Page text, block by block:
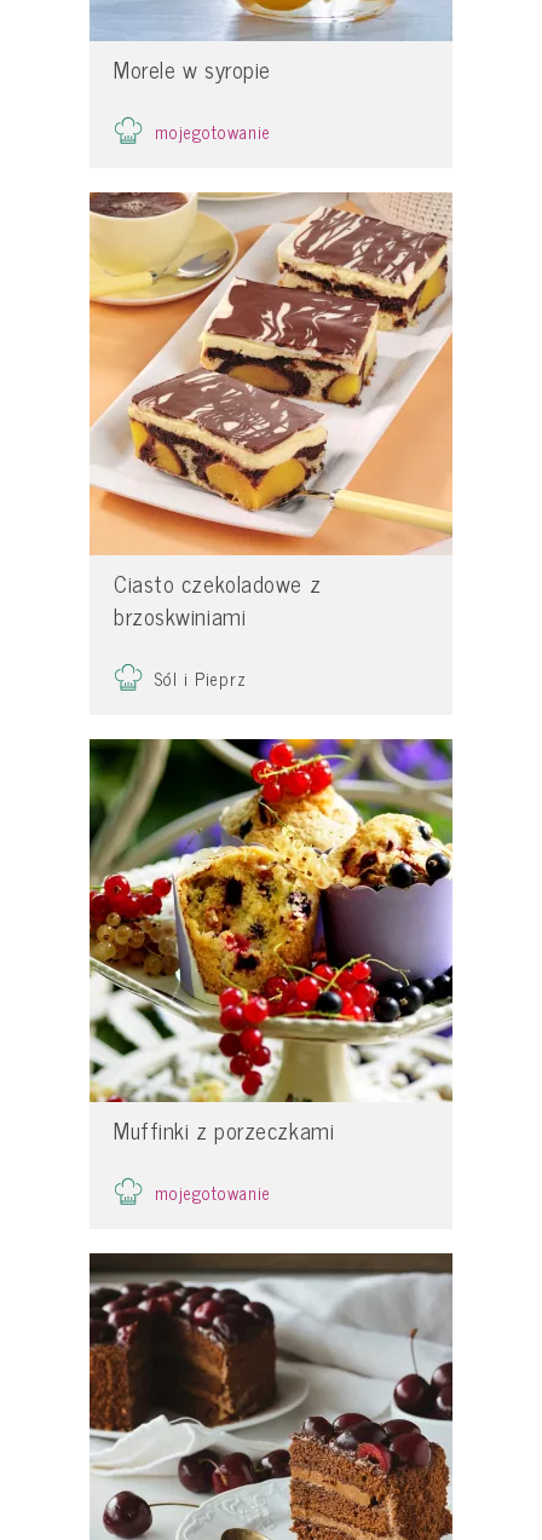
Morele w syropie
mojegotowanie
Ciasto czekoladowe z
brzoskwiniami
Sól i Pieprz
Muffinki z porzeczkami
mojegotowanie